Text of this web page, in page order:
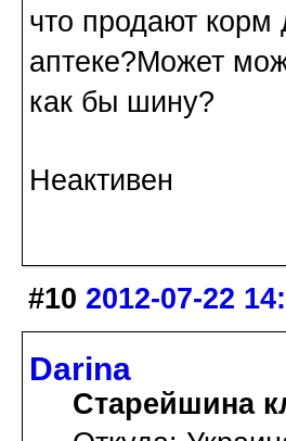
что продают корм
аптеке?Может
как бы шину?
Неактивен
#10 2012-07-22
Darina
Старейшина